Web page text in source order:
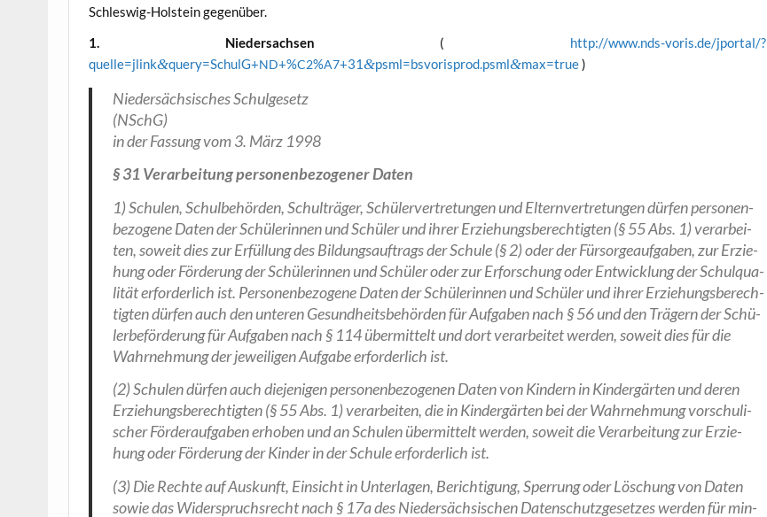
Schles­wig-Hol­stein gegenüber.
1. Nie­der­sach­sen ( http://www.nds-voris.de/jportal/?
quelle=jlink&query=SchulG+ND+%C2%A7+31&psml=bsvorisprod.psml&max=true)
Nie­der­säch­si­sches Schulgesetz
(NSchG)
in der Fas­sung vom 3. März 1998
§ 31 Ver­ar­bei­tung per­so­nen­be­zo­ge­ner Daten
1) Schu­len, Schul­be­hör­den, Schul­trä­ger, Schü­ler­ver­tre­tun­gen und Eltern­ver­tre­tun­gen dür­fen per­so­nen­
be­zo­ge­ne Daten der Schü­le­rin­nen und Schü­ler und ihrer Erzie­hungs­be­rech­tig­ten (§ 55 Abs. 1) ver­ar­bei­
ten, soweit dies zur Erfül­lung des Bil­dungs­auf­trags der Schu­le (§ 2) oder der Für­sor­ge­auf­ga­ben, zur Erzie­
hung oder För­de­rung der Schü­le­rin­nen und Schü­ler oder zur Erfor­schung oder Ent­wick­lung der Schul­qua­
li­tät erfor­der­lich ist. Per­so­nen­be­zo­ge­ne Daten der Schü­le­rin­nen und Schü­ler und ihrer Erzie­hungs­be­rech­
tig­ten dür­fen auch den unte­ren Gesund­heits­be­hör­den für Auf­ga­ben nach § 56 und den Trä­gern der Schü­
ler­be­för­de­rung für Auf­ga­ben nach § 114 über­mit­telt und dort ver­ar­bei­tet wer­den, soweit dies für die
Wahr­neh­mung der jewei­li­gen Auf­ga­be erfor­der­lich ist.
(2) Schu­len dür­fen auch die­je­ni­gen per­so­nen­be­zo­ge­nen Daten von Kin­dern in Kin­der­gär­ten und deren
Erzie­hungs­be­rech­tig­ten (§ 55 Abs. 1) ver­ar­bei­ten, die in Kin­der­gär­ten bei der Wahr­neh­mung vor­schu­li­
scher För­der­auf­ga­ben erho­ben und an Schu­len über­mit­telt wer­den, soweit die Ver­ar­bei­tung zur Erzie­
hung oder För­de­rung der Kin­der in der Schu­le erfor­der­lich ist.
(3) Die Rech­te auf Aus­kunft, Ein­sicht in Unter­la­gen, Berich­ti­gung, Sper­rung oder Löschung von Daten
sowie das Wider­spruchs­recht nach § 17a des Nie­der­säch­si­schen Daten­schutz­ge­set­zes wer­den für min­